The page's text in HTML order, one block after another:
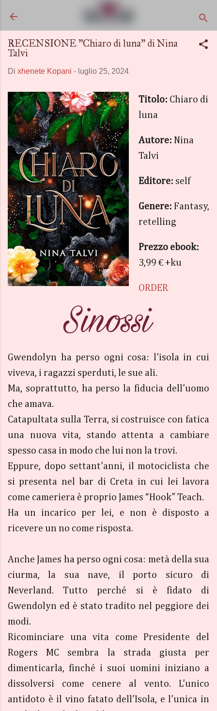
RECENSIONE "Chiaro di luna" di Nina
Talvi
Di xhenete Kopani - luglio 25, 2024
Titolo: Chiaro di
luna
Autore: Nina
Talvi
Editore: self
Genere: Fantasy,
retelling
Prezzo ebook:
3,99 € +ku
ORDER
Gwendolyn ha perso ogni cosa: l’isola in cui
viveva, i ragazzi sperduti, le sue ali.
Ma, soprattutto, ha perso la fiducia dell’uomo
che amava.
Catapultata sulla Terra, si costruisce con fatica
una nuova vita, stando attenta a cambiare
spesso casa in modo che lui non la trovi.
Eppure, dopo settant’anni, il motociclista che
si presenta nel bar di Creta in cui lei lavora
come cameriera è proprio James “Hook” Teach.
Ha un incarico per lei, e non è disposto a
ricevere un no come risposta.
Anche James ha perso ogni cosa: metà della sua
ciurma, la sua nave, il porto sicuro di
Neverland. Tutto perché si è fidato di
Gwendolyn ed è stato tradito nel peggiore dei
modi.
Ricominciare una vita come Presidente del
Rogers MC sembra la strada giusta per
dimenticarla, finché i suoi uomini iniziano a
dissolversi come cenere al vento. L’unico
antidoto è il vino fatato dell’Isola, e l’unica in